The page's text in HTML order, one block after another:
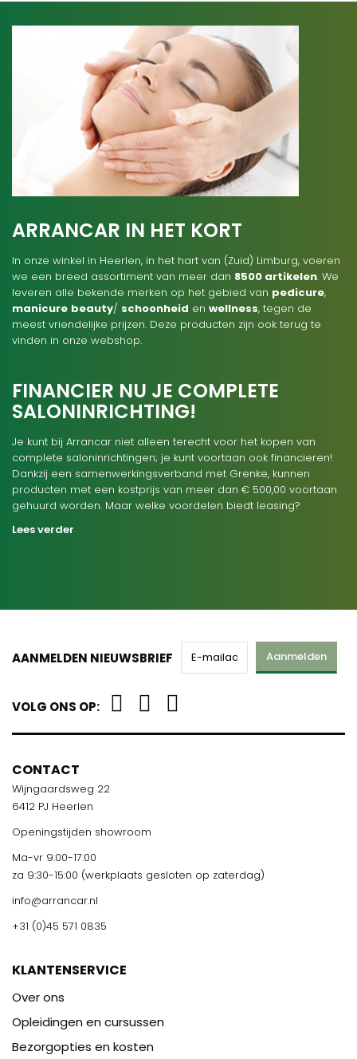
ARRANCAR IN HET KORT
In onze winkel in Heerlen, in het hart van (Zuid) Limburg, voeren
we een breed assortiment van meer dan 8500 artikelen. We
leveren alle bekende merken op het gebied van pedicure,
manicure beauty/ schoonheid en wellness, tegen de
meest vriendelijke prijzen. Deze producten zijn ook terug te
vinden in onze webshop.
FINANCIER NU JE COMPLETE
SALONINRICHTING!
Je kunt bij Arrancar niet alleen terecht voor het kopen van
complete saloninrichtingen; je kunt voortaan ook financieren!
Dankzij een samenwerkingsverband met Grenke, kunnen
producten met een kostprijs van meer dan € 500,00 voortaan
gehuurd worden. Maar welke voordelen biedt leasing?
Lees verder
AANMELDEN NIEUWSBRIEF Aanmelden
VOLG ONS OP:
CONTACT
Wijngaardsweg 22
6412 PJ Heerlen
Openingstijden showroom
Ma-vr 9:00-17:00
za 9:30-15:00 (werkplaats gesloten op zaterdag)
info@arrancar.nl
+31 (0)45 571 0835
KLANTENSERVICE
Over ons
Opleidingen en cursussen
Bezorgopties en kosten